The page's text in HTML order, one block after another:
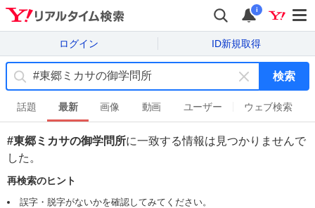
i
ログイン ID新規取得
キ
ー
ワ
ー
ド
検索
話題 最新 画像 動画 ユーザー ウェブ検索
#東郷ミカサの御学問所に一致する情報は見つかりませんで
した。
再検索のヒント
誤字・脱字がないかを確認してみてください。